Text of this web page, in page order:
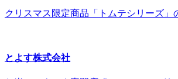
クリスマス限定商品「トムテシリーズ」
とよす株式会社